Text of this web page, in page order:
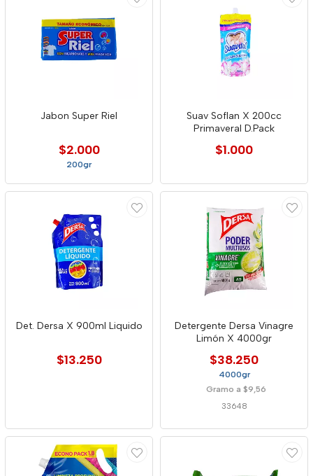
Jabon Super Riel
$2.000
200gr
Suav Soflan X 200cc
Primaveral D.Pack
$1.000
Det. Dersa X 900ml Liquido
$13.250
Detergente Dersa Vinagre
Limón X 4000gr
$38.250
4000gr
Gramo a $9,56
33648